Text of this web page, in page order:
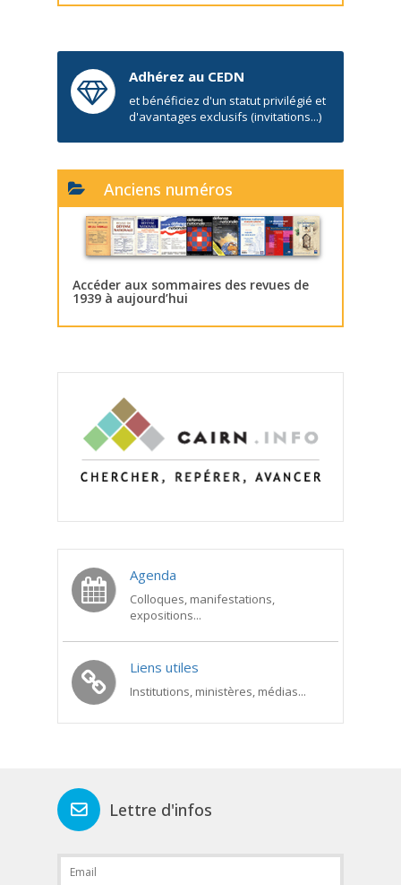
Adhérez au CEDN
et bénéficiez d'un statut privilégié et
d'avantages exclusifs (invitations...)
Anciens numéros
Accéder aux sommaires des revues de
1939 à aujourd’hui
Agenda
Colloques, manifestations,
expositions...
Liens utiles
Institutions, ministères, médias...
Lettre d'infos